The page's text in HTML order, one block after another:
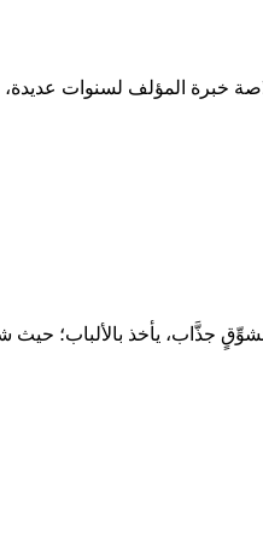
خبرة المؤلف لسنوات
جذَّاب، يأخذ بالألباب؛ حيث